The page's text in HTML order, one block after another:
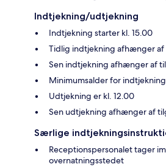
Indtjekning/udtjekning
Indtjekning starter kl. 15.00
Tidlig indtjekning afhænger
Sen indtjekning afhænger af
Minimumsalder for
Udtjekning er kl. 12.00
Sen udtjekning afhænger af
Særlige
Receptionspersonalet tager
overnatningsstedet